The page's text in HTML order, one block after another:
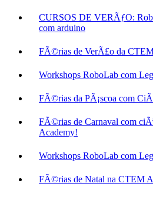
CURSOS DE VERÃƒO:
com arduino
FÃ©rias de VerÃ£o da
Workshops RoboLab com
FÃ©rias da PÃ¡scoa com
FÃ©rias de Carnaval com
Academy!
Workshops RoboLab com
FÃ©rias de Natal na CTEM